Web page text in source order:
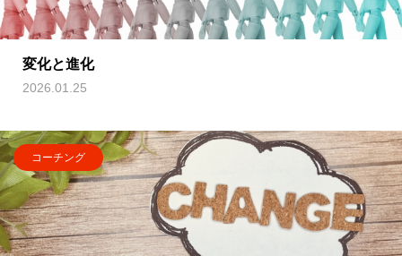
変化と進化
2026.01.25
コーチング